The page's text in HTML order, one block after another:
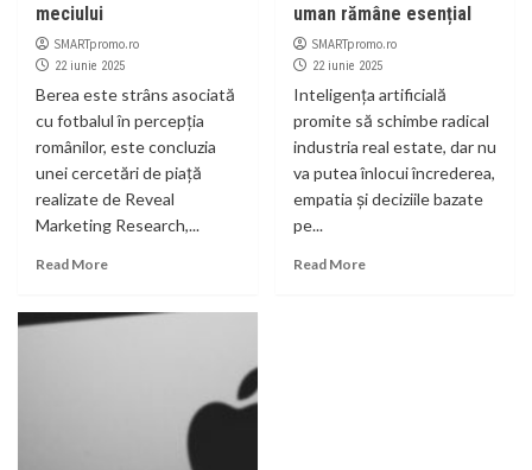
meciului
SMARTpromo.ro
22 iunie 2025
Berea este strâns asociată
cu fotbalul în percepția
românilor, este concluzia
unei cercetări de piață
realizate de Reveal
Marketing Research,...
Read More
uman rămâne esențial
SMARTpromo.ro
22 iunie 2025
Inteligența artificială
promite să schimbe radical
industria real estate, dar nu
va putea înlocui încrederea,
empatia și deciziile bazate
pe...
Read More